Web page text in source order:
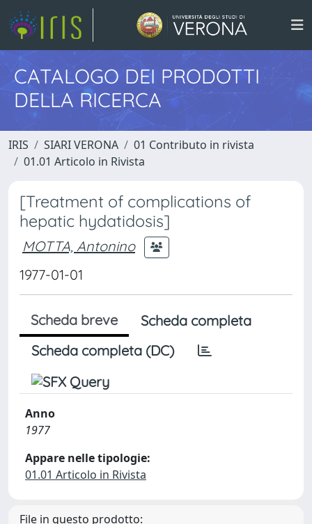
CATALOGO DEI PRODOTTI
DELLA RICERCA
IRIS SIARI VERONA
01 Contributo in rivista
01.01 Articolo in Rivista
[Treatment of complications of
hepatic hydatidosis]
MOTTA, Antonino
1977-01-01
Scheda breve
Scheda completa
Scheda completa (DC)
Anno
1977
Appare nelle tipologie:
01.01 Articolo in Rivista
File in questo prodotto: